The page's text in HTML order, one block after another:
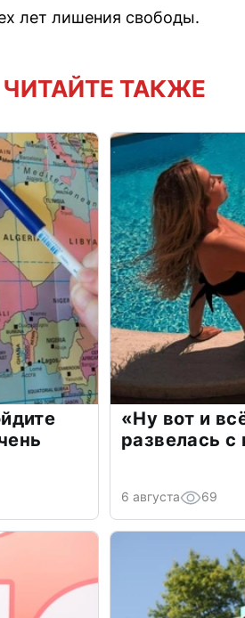
лет лишения свободы.
ЧИТАЙТЕ ТАКЖЕ
«Ну вот и
развелась
6 августа 69